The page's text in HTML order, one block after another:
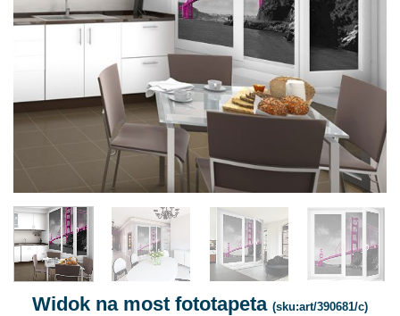
Widok na most fototapeta (sku:art/390681/c)